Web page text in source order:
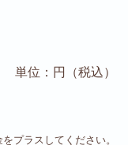
単位：円（税込）
プラスしてください。